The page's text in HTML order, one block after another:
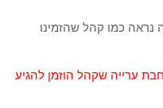
כמו קהל שהזמינו
ערייה שקהל הוזמן להגיע